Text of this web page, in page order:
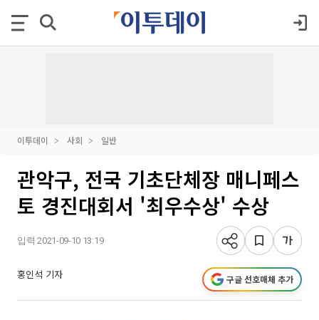
이투데이 사회 일반
관악구, 전국 기초단체장 매니페스
토 경진대회서 '최우수상' 수상
입력 2021-09-10 13:19
홍인석 기자 구글 선호매체 추가